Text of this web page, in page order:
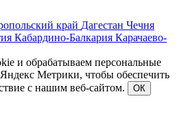
край Дагестан Чечня
Кабардино-Балкария Карачаево-
и обрабатываем персональные
Метрики, чтобы обеспечить
с нашим веб-сайтом.
ОК